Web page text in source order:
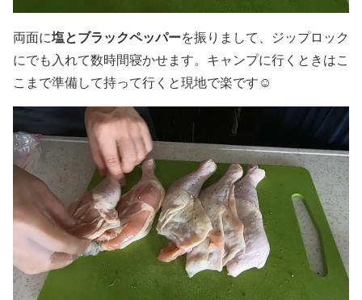
両面に塩とブラックペッパーを振りまして、ジップロック
にでも入れて数時間寝かせます。キャンプに行くときはこ
こまで準備して持って行くと現地で楽です☺️